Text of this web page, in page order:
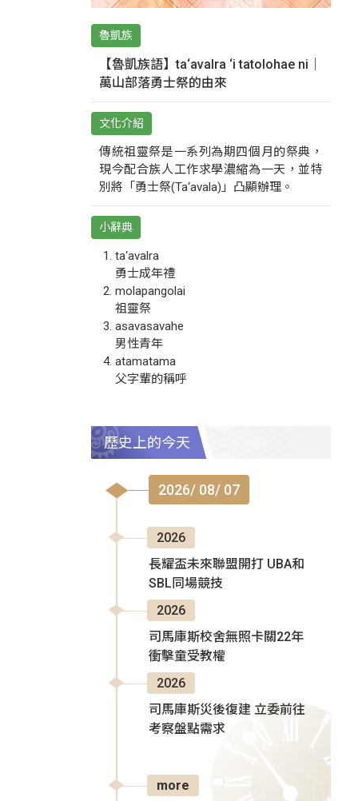
魯凱族
【魯凱族語】ta‘avalra ‘i tatolohae ni｜
萬山部落勇士祭的由來
文化介紹
傳統祖靈祭是一系列為期四個月的祭典，
現今配合族人工作求學濃縮為一天，並特
別將「勇士祭(Ta‘avala)」凸顯辦理。
小辭典
ta‘avalra
勇士成年禮
molapangolai
祖靈祭
asavasavahe
男性青年
atamatama
父字輩的稱呼
歷史上的今天
2026/ 08/ 07
2026
長耀盃未來聯盟開打 UBA和
SBL同場競技
2026
司馬庫斯校舍無照卡關22年
衝擊童受教權
2026
司馬庫斯災後復建 立委前往
考察盤點需求
more